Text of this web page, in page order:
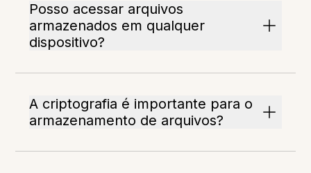
Posso acessar arquivos
armazenados em qualquer
dispositivo?
A criptografia é importante para o
armazenamento de arquivos?